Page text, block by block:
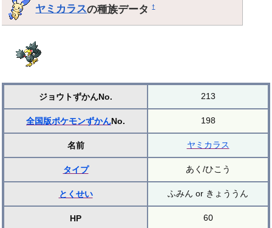
ヤミカラスの種族データ†
ジョウトずかんNo. 213
全国版ポケモンずかんNo. 198
名前 ヤミカラス
タイプ あく/ひこう
とくせい ふみん or きょううん
HP 60